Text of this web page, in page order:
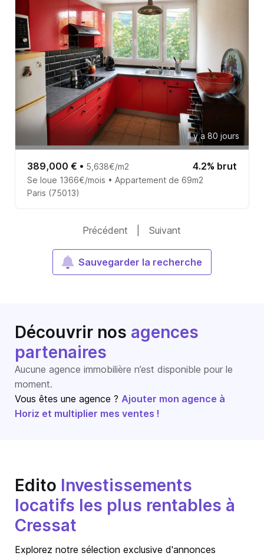
Il y a 80 jours
389,000 € • 5,638€/m2 4.2% brut
Se loue 1366€/mois • Appartement de 69m2
Paris (75013)
Précédent Suivant
Sauvegarder la recherche
Découvrir nos agences
partenaires
Aucune agence immobilière n’est disponible pour le
moment.
Vous êtes une agence ? Ajouter mon agence à
Horiz et multiplier mes ventes !
Edito Investissements
locatifs les plus rentables à
Cressat
Explorez notre sélection exclusive d'annonces